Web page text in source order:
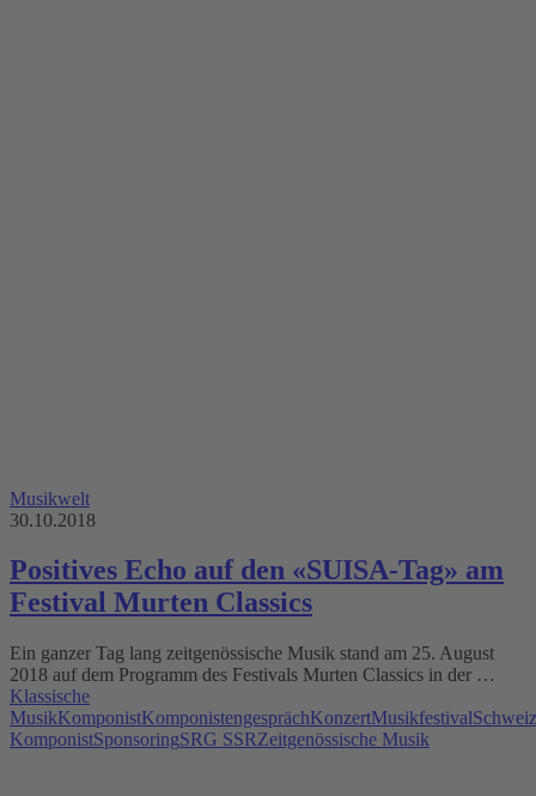
Musikwelt
30.10.2018
Positives Echo auf den «SUISA-Tag» am
Festival Murten Classics
Ein ganzer Tag lang zeitgenössische Musik stand am 25. August
2018 auf dem Programm des Festivals Murten Classics in der …
Klassische
MusikKomponistKomponistengesprächKonzertMusikfestival
KomponistSponsoringSRG SSRZeitgenössische Musik